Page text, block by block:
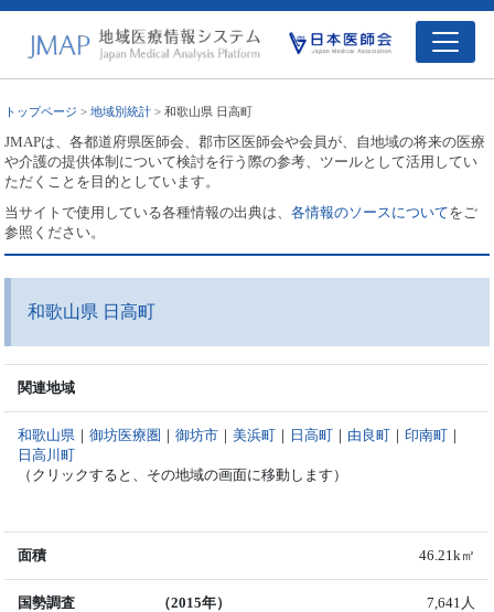
トップページ >地域別統計 > 和歌山県 日高町
JMAPは、各都道府県医師会、郡市区医師会や会員が、自地域の将来の医療
や介護の提供体制について検討を行う際の参考、ツールとして活用してい
ただくことを目的としています。
当サイトで使用している各種情報の出典は、各情報のソースについてをご
参照ください。
和歌山県 日高町
関連地域
和歌山県 ｜御坊医療圏 ｜御坊市 ｜美浜町 ｜ 日高町 ｜ 由良町 ｜ 印南町 ｜
日高川町
（クリックすると、その地域の画面に移動します）
面積 46.21k㎡
国勢調査
（2015年） 7,641人